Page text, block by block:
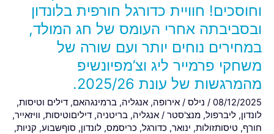
וחוסכים! חוויית כדורגל חורפית בלונדון
ובסביבתה אחרי העומס של חג המולד,
במחירים נוחים יותר ועם שורה של
משחקי פרמייר ליג וצ’מפיונשיפ
מהמרגשות של עונת 2025/26.
08/12/2025
/ נילס / אירופה, אנגליה, ברמינגהאם, דילים וטיסות,
לונדון, ליברפול, מנצ'סטר / אנגליה, בריטניה, דיליםוטיסות, וויזאייר,
חורף, טיסותזולות, ינואר, כדורגל, כריסמס, לונדון, סוףשבוע, קניות,
חוויית
כדורגל
חורפית
בלונדון
ובסביבתה
אחרי
העומס
של